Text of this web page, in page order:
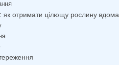
отримати цілющу рослину вдома